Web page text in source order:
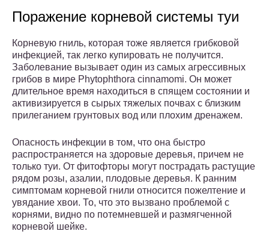
Поражение корневой системы туи
Корневую гниль, которая тоже является грибковой
инфекцией, так легко купировать не получится.
Заболевание вызывает один из самых агрессивных
грибов в мире Phytophthora cinnamomi. Он может
длительное время находиться в спящем состоянии и
активизируется в сырых тяжелых почвах с близким
прилеганием грунтовых вод или плохим дренажем.
Опасность инфекции в том, что она быстро
распространяется на здоровые деревья, причем не
только туи. От фитофторы могут пострадать растущие
рядом розы, азалии, плодовые деревья. К ранним
симптомам корневой гнили относится пожелтение и
увядание хвои. То, что это вызвано проблемой с
корнями, видно по потемневшей и размягченной
корневой шейке.